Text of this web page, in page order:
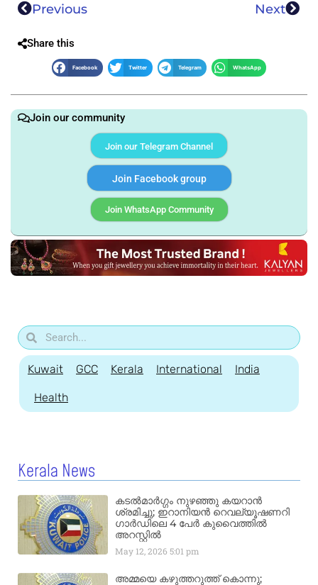
Previous Next
Share this
Facebook Twitter Telegram WhatsApp
Join our community
Join our Telegram Channel
Join Facebook group
Join WhatsApp Community
Kuwait GCC Kerala International India
Health
Kerala News
കടൽമാർഗ്ഗം നുഴഞ്ഞു കയറാൻ
ശ്രമിച്ചു; ഇറാനിയൻ റെവല്യൂഷണറി
ഗാർഡിലെ 4 പേർ കുവൈത്തിൽ
അറസ്റ്റിൽ
May 12, 20265:01 pm
അമ്മയെ കഴുത്തറുത്ത് കൊന്നു;